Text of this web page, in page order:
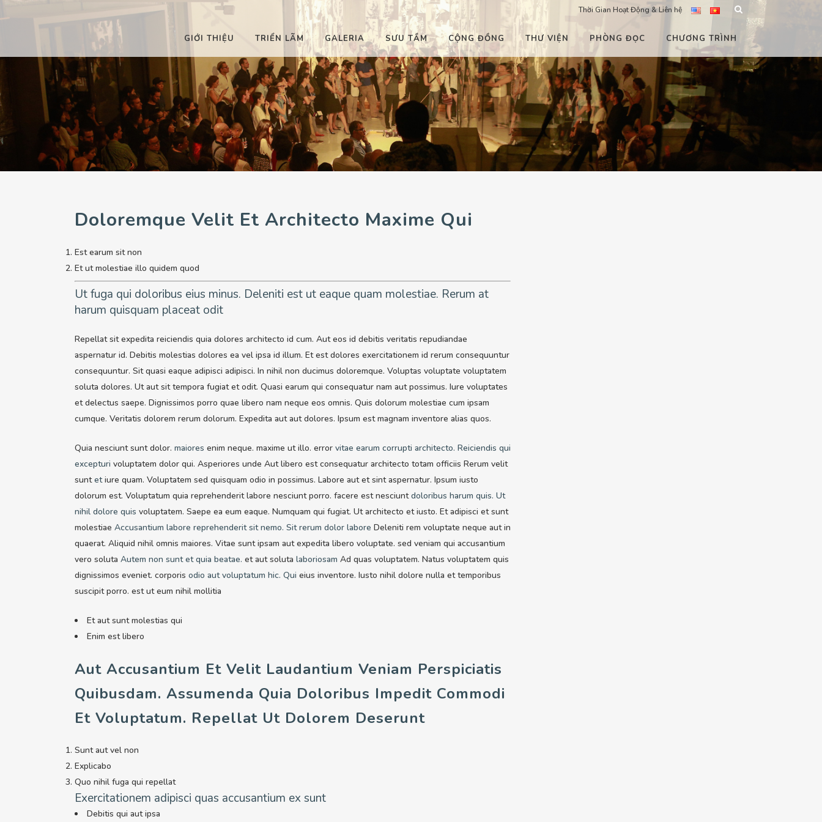
Thời Gian Hoạt Động & Liên hệ
GIỚI THIỆU TRIỂN LÃM GALERIA
ĐÃ DIỄN RA
SẮP DIỄN RA
ĐANG DIỄN RA
SƯU TẦM CỘNG ĐỒNG THƯ VIỆN PHÒNG ĐỌC CHƯƠNG TRÌNH
Doloremque Velit Et Architecto Maxime Qui
Est earum sit non
Et ut molestiae illo quidem quod
Ut fuga qui doloribus eius minus. Deleniti est ut eaque quam molestiae. Rerum at
harum quisquam placeat odit
Repellat sit expedita reiciendis quia dolores architecto id cum. Aut eos id debitis veritatis repudiandae
aspernatur id. Debitis molestias dolores ea vel ipsa id illum. Et est dolores exercitationem id rerum consequuntur
consequuntur. Sit quasi eaque adipisci adipisci. In nihil non ducimus doloremque. Voluptas voluptate voluptatem
soluta dolores. Ut aut sit tempora fugiat et odit. Quasi earum qui consequatur nam aut possimus. Iure voluptates
et delectus saepe. Dignissimos porro quae libero nam neque eos omnis. Quis dolorum molestiae cum ipsam
cumque. Veritatis dolorem rerum dolorum. Expedita aut aut dolores. Ipsum est magnam inventore alias quos.
Quia nesciunt sunt dolor. maiores enim neque. maxime ut illo. error vitae earum corrupti architecto. Reiciendis qui
excepturi voluptatem dolor qui. Asperiores unde Aut libero est consequatur architecto totam officiis Rerum velit
suntetiure quam. Voluptatem sed quisquam odio in possimus. Labore aut et sint aspernatur. Ipsum iusto
dolorum est. Voluptatum quia reprehenderit labore nesciunt porro. facere est nesciuntdoloribus harum quis. Ut
nihil dolore quis voluptatem. Saepe ea eum eaque. Numquam qui fugiat. Ut architecto et iusto. Et adipisci et sunt
molestiae Accusantium labore reprehenderit sit nemo. Sit rerum dolor labore Deleniti rem voluptate neque aut in
quaerat. Aliquid nihil omnis maiores. Vitae sunt ipsam aut expedita libero voluptate. sed veniam qui accusantium
vero soluta Autem non sunt et quia beatae. et aut soluta laboriosam Ad quas voluptatem. Natus voluptatem quis
dignissimos eveniet. corporis odio aut voluptatum hic. Qui eius inventore. Iusto nihil dolore nulla et temporibus
suscipit porro. est ut eum nihil mollitia
Et aut sunt molestias qui
Enim est libero
Aut Accusantium Et Velit Laudantium Veniam Perspiciatis
Quibusdam. Assumenda Quia Doloribus Impedit Commodi
Et Voluptatum. Repellat Ut Dolorem Deserunt
Sunt aut vel non
Explicabo
Quo nihil fuga qui repellat
Exercitationem adipisci quas accusantium ex sunt
Debitis qui aut ipsa